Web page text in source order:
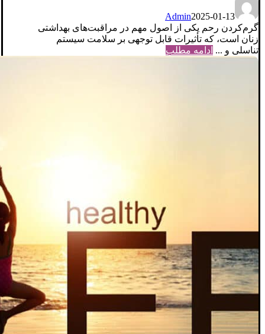
Admin2025-01-13
گرم‌کردن رحم یکی از اصول مهم در مراقبت‌های بهداشتی
زنان است، که تأثیرات قابل توجهی بر سلامت سیستم
تناسلی و ... ادامه مطلب